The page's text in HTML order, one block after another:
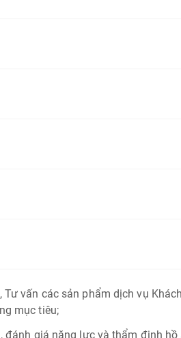
Tư vấn các sản phẩm dịch vụ
mục tiêu;
đánh giá năng lực và thẩm định hồ